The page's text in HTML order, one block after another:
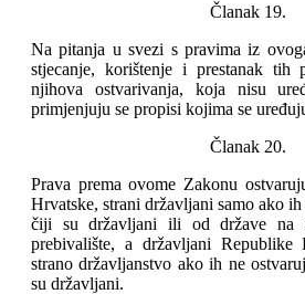
Članak 19.
Na pitanja u svezi s pravima iz
stjecanje, korištenje i prestanak tih
njihova ostvarivanja, koja nisu
primjenjuju se propisi kojima se
Članak 20.
Prava prema ovome Zakonu
Hrvatske, strani državljani samo ako
čiji su državljani ili od države na
prebivalište, a državljani
strano državljanstvo ako ih ne
su državljani.